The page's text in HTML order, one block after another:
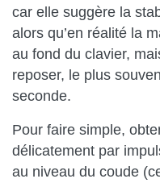
car elle suggère la
alors qu’en réalité la
au fond du clavier,
reposer, le plus
seconde.
Pour faire simple,
délicatement par
au niveau du coude